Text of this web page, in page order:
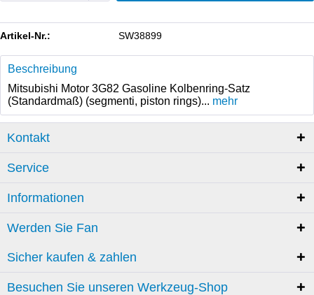
Artikel-Nr.: SW38899
Beschreibung
Mitsubishi Motor 3G82 Gasoline Kolbenring-Satz
(Standardmaß) (segmenti, piston rings)... mehr
Kontakt
Service
Informationen
Werden Sie Fan
Sicher kaufen & zahlen
Besuchen Sie unseren Werkzeug-Shop